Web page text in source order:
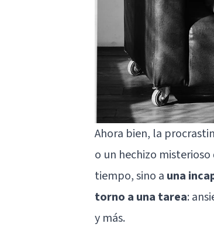
Ahora bien, la
o un hechizo
tiempo, sino a una
torno a una tarea:
y más.